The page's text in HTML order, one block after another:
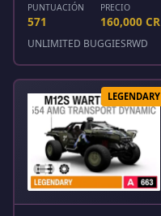
PUNTUACIÓN
571
PRECIO
160,000 CR
UNLIMITED BUGGIESRWD
LEGENDARY